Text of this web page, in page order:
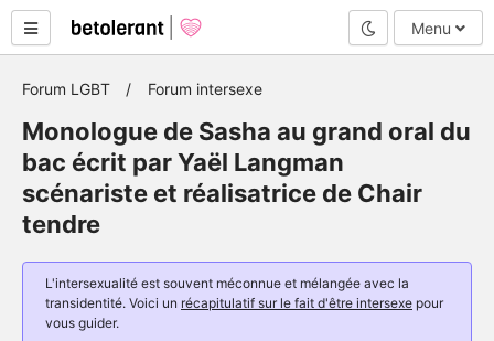
Mode nuit
Menu
Forum LGBT Forum intersexe
Monologue de Sasha au grand oral du
bac écrit par Yaël Langman
scénariste et réalisatrice de Chair
tendre
L'intersexualité est souvent méconnue et mélangée avec la
transidentité. Voici un récapitulatif sur le fait d'être intersexe pour
vous guider.